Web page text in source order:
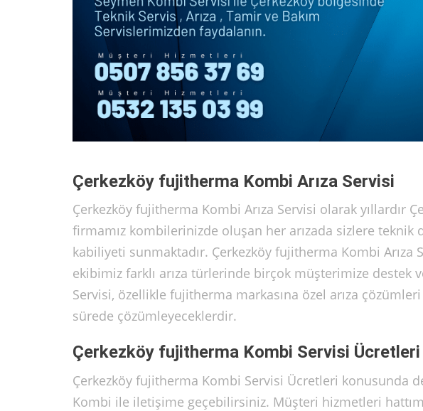
Çerkezköy fujitherma Kombi Arıza Servisi
Çerkezköy fujitherma Kombi Arıza Servisi olarak yıllardır
firmamız kombilerinizde oluşan her arızada sizlere teknik
kabiliyeti sunmaktadır. Çerkezköy fujitherma Kombi
ekibimiz farklı arıza türlerinde birçok müşterimize destek
Servisi, özellikle fujitherma markasına özel arıza
sürede çözümleyeceklerdir.
Çerkezköy fujitherma Kombi Servisi Ücretleri
Çerkezköy fujitherma Kombi Servisi Ücretleri konusunda
Kombi ile iletişime geçebilirsiniz. Müşteri hizmetleri